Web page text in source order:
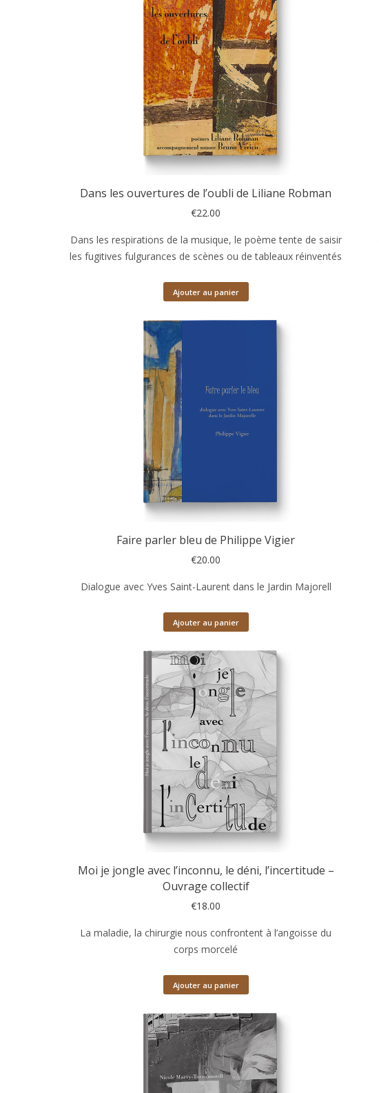
Dans les ouvertures de l’oubli de Liliane Robman
€22.00
Dans les respirations de la musique, le poème tente de saisir
les fugitives fulgurances de scènes ou de tableaux réinventés
Ajouter au panier
Faire parler bleu de Philippe Vigier
€20.00
Dialogue avec Yves Saint-Laurent dans le Jardin Majorell
Ajouter au panier
Moi je jongle avec l’inconnu, le déni, l’incertitude –
Ouvrage collectif
€18.00
La maladie, la chirurgie nous confrontent à l’angoisse du
corps morcelé
Ajouter au panier